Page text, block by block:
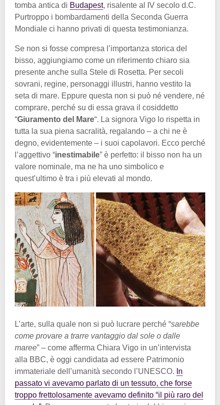
tomba antica di Budapest, risalente al IV secolo d.C.
Purtroppo i bombardamenti della Seconda Guerra
Mondiale ci hanno privati di questa testimonianza.
Se non si fosse compresa l’importanza storica del
bisso, aggiungiamo come un riferimento chiaro sia
presente anche sulla Stele di Rosetta. Per secoli
sovrani, regine, personaggi illustri, hanno vestito la
seta di mare. Eppure questa non si può né vendere, né
comprare, perché su di essa grava il cosiddetto
“Giuramento del Mare“. La signora Vigo lo rispetta in
tutta la sua piena sacralità, regalando – a chi ne è
degno, evidentemente – i suoi capolavori. Ecco perché
l’aggettivo “inestimabile” è perfetto: il bisso non ha un
valore nominale, ma ne ha uno simbolico e
quest’ultimo è tra i più elevati al mondo.
L’arte, sulla quale non si può lucrare perché “sarebbe
come provare a trarre vantaggio dal sole o dalle
maree” – come afferma Chiara Vigo in un’intervista
alla BBC, è oggi candidata ad essere Patrimonio
immateriale dell’umanità secondo l’UNESCO. In
passato vi avevamo parlato di un tessuto, che forse
troppo frettolosamente avevamo definito “il più raro del